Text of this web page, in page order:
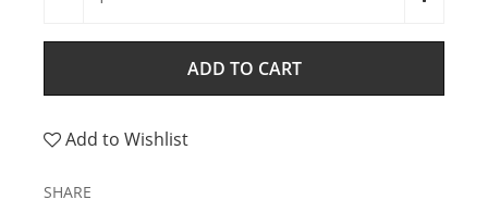
ADD TO CART
Add to Wishlist
SHARE